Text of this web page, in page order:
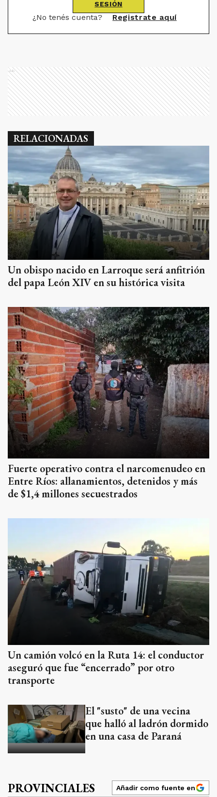
SESIÓN
¿No tenés cuenta? Registrate aquí
Ads
RELACIONADAS
Un obispo nacido en Larroque será anfitrión
del papa León XIV en su histórica visita
Fuerte operativo contra el narcomenudeo en
Entre Ríos: allanamientos, detenidos y más
de $1,4 millones secuestrados
Un camión volcó en la Ruta 14: el conductor
aseguró que fue “encerrado” por otro
transporte
El "susto" de una vecina
que halló al ladrón dormido
en una casa de Paraná
PROVINCIALES Añadir como fuente en